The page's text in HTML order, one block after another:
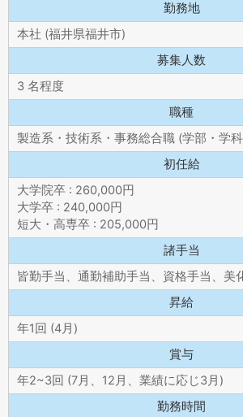
勤務地
本社 (福井県福井市)
募集人数
3 名程度
職種
製造系・技術系・事務総合職 (学部・学
初任給
大学院卒 : 260,000円
大学卒 : 240,000円
短大・高専卒 : 205,000円
諸手当
皆勤手当、通勤補助手当、資格手当、美
昇給
年1回 (4月)
賞与
年2~3回 (7月、12月、業績に応じ3月)
勤務時間